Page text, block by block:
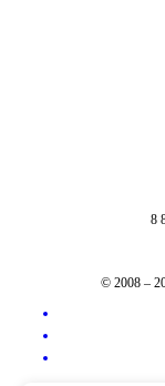
8
© 2008 –